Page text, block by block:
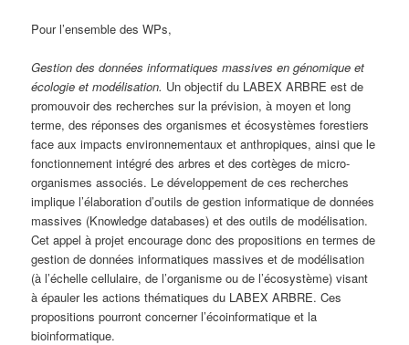
Pour l’ensemble des WPs,
Gestion des données informatiques massives en génomique et
écologie et modélisation. Un objectif du LABEX ARBRE est de
promouvoir des recherches sur la prévision, à moyen et long
terme, des réponses des organismes et écosystèmes forestiers
face aux impacts environnementaux et anthropiques, ainsi que le
fonctionnement intégré des arbres et des cortèges de micro-
organismes associés. Le développement de ces recherches
implique l’élaboration d’outils de gestion informatique de données
massives (Knowledge databases) et des outils de modélisation.
Cet appel à projet encourage donc des propositions en termes de
gestion de données informatiques massives et de modélisation
(à l’échelle cellulaire, de l’organisme ou de l’écosystème) visant
à épauler les actions thématiques du LABEX ARBRE. Ces
propositions pourront concerner l’écoinformatique et la
bioinformatique.